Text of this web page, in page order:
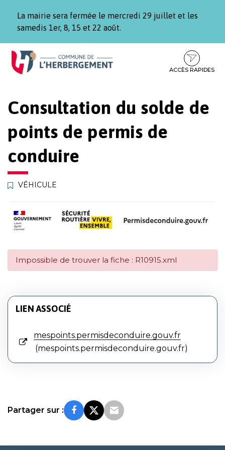
La mairie sera fermée le mercredi 29 juillet et les
samedis 1er, 8, 15 et 22 août.
Aller
Aller
contenu
Aller
pied
ACCÈS RAPIDES
Consultation du solde de
points de permis de
conduire
VÉHICULE
Impossible de trouver la fiche : R10915.xml
LIEN ASSOCIÉ
mespoints.permisdeconduire.gouv.fr
mespoints.permisdeconduire.gouv.fr
Partager sur :